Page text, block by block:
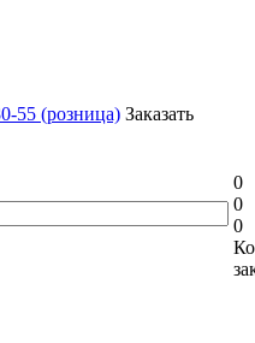
55 (розница) Заказать
0
0
0